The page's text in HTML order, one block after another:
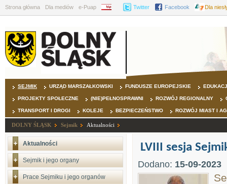
Strona główna Dla mediów e-Puap BIP Twitter Facebook Dla
SEJMIK URZĄD MARSZAŁKOWSKI FUNDUSZE EUROPEJSKIE
PROJEKTY SPOŁECZNE (NIE)PEŁNOSPRAWNI ROZWÓJ REGIONALNY
TRANSPORT I DROGI KOLEJE BEZPIECZEŃSTWO ROZWÓJ MIAST I
DOLNY ŚLĄSK Sejmik Aktualności
Aktualności
Sejmik i jego organy
Prace Sejmiku i jego organów
LVIII sesja
Dodano: 15-09-2023